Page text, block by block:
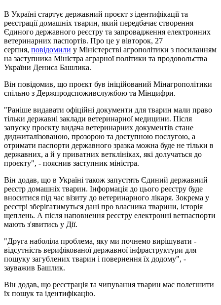
В Україні стартує державний проєкт з ідентифікації та
реєстрації домашніх тварин, який передбачає створення
Єдиного державного реєстру та запровадження електронних
ветеринарних паспортів. Про це у вівторок, 27
серпня, повідомили у Міністерстві агрополітики з посиланням
на заступника Міністра аграрної політики та продовольства
України Дениса Башлика.
Він повідомив, що проєкт був ініційований Мінагрополітики
спільно з Держпродспоживслужбою та Мінцифри.
"Раніше видавати офіційні документи для тварин мали право
тільки державні заклади ветеринарної медицини. Після
запуску проєкту видача ветеринарних документів стане
диджиталізованою, прозорою та доступною послугою, а
отримати паспорти державного зразка можна буде не тільки в
державних, а й у приватних ветклініках, які долучаться до
проєкту", - пояснив заступник міністра.
Він додав, що в Україні також запустять Єдиний державний
реєстр домашніх тварин. Інформація до цього реєстру буде
вноситися під час візиту до ветеринарного лікаря. Зокрема у
реєстрі зберігатимуться дані про власника тварини, історія
щеплень. А після наповнення реєстру електронні ветпаспорти
мають з'явитись у Дії.
"Друга наболіла проблема, яку ми почнемо вирішувати -
відсутність верифікованої державної інфраструктури для
пошуку загублених тварин і повернення їх додому", -
зауважив Башлик.
Він додав, що реєстрація та чипування тварин має полегшити
їх пошук та ідентифікацію.